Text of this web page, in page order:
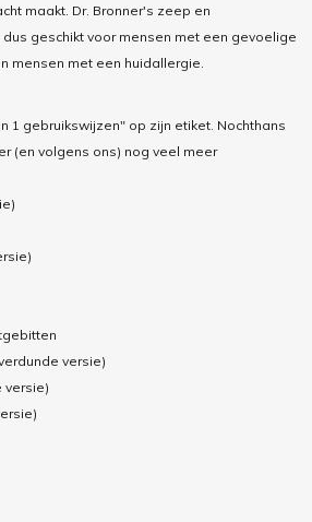
maakt. Dr. Bronner's zeep en
geschikt voor mensen met een gevoelige
mensen met een huidallergie.
1 gebruikswijzen" op zijn etiket. Nochthans
(en volgens ons) nog veel meer
versie)
versie)